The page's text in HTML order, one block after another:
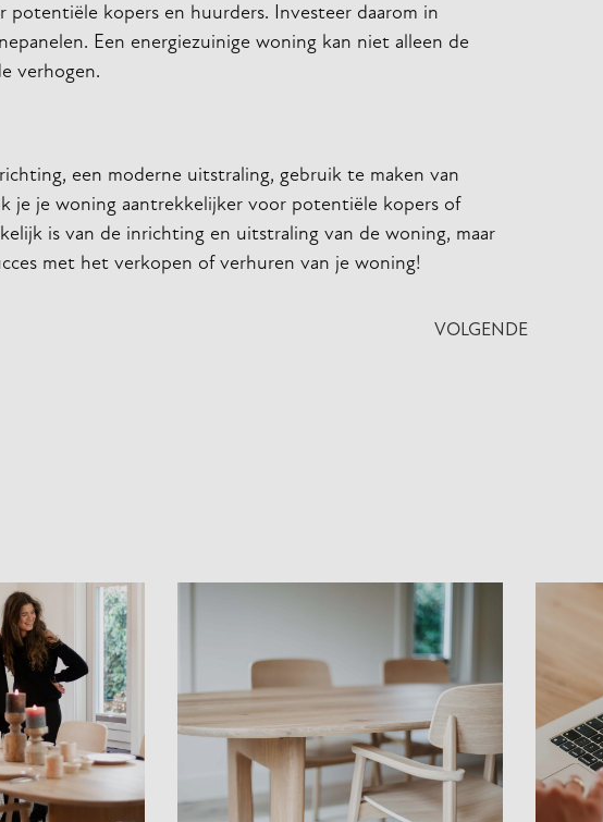
potentiële kopers en huurders. Investeer daarom in
Een energiezuinige woning kan niet alleen de
verhogen.
een moderne uitstraling, gebruik te maken van
je je woning aantrekkelijker voor potentiële kopers of
is van de inrichting en uitstraling van de woning, maar
met het verkopen of verhuren van je woning!
VOLGENDE